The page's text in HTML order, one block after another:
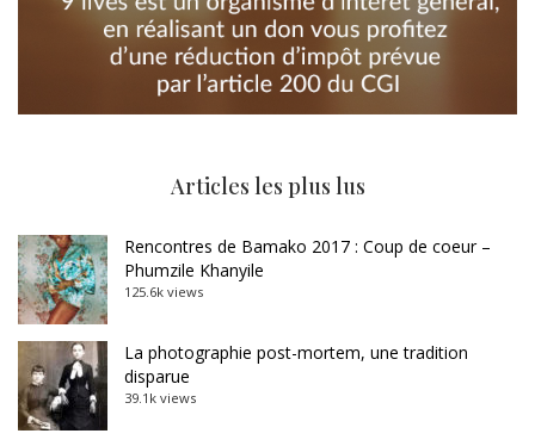
Articles les plus lus
Rencontres de Bamako 2017 : Coup de coeur –
Phumzile Khanyile
125.6k views
La photographie post-mortem, une tradition
disparue
39.1k views